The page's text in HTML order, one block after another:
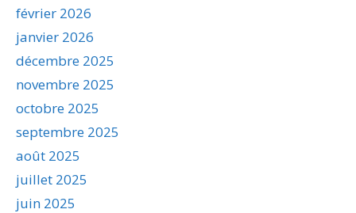
février 2026
janvier 2026
décembre 2025
novembre 2025
octobre 2025
septembre 2025
août 2025
juillet 2025
juin 2025